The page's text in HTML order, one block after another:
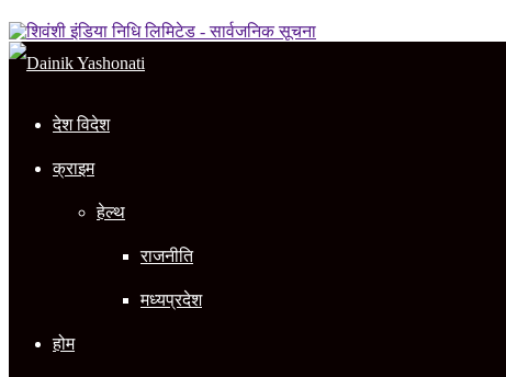
देश विदेश
क्राइम
हेल्थ
राजनीति
मध्यप्रदेश
होम